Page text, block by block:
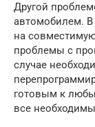
Другой
автомобилем. В
на
проблемы с
случае
готовым к
все